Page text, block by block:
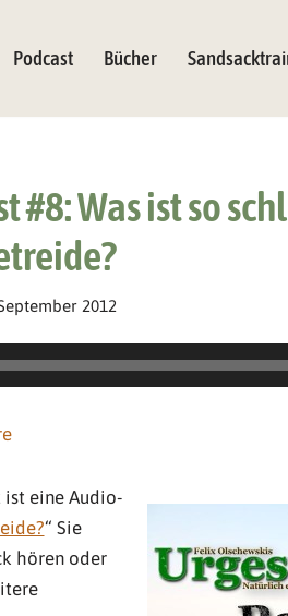
Podcast Bücher
#8: Was ist so
2012
ist eine Audio-
“ Sie
hören oder